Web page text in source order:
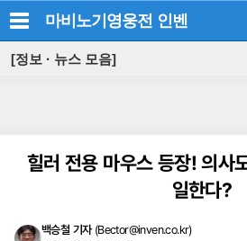
마비노기영웅전 인벤
[정보 · 뉴스 모음]
힐러 전용 마우스 등장! 의사
일한다?
백승철 기자 (Bector@inven.co.kr)